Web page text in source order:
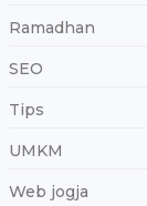
Ramadhan
SEO
Tips
UMKM
Web jogja